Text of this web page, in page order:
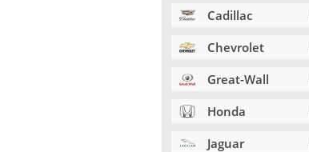
Cadillac
Chevrolet
Great-Wall
Honda
Jaguar